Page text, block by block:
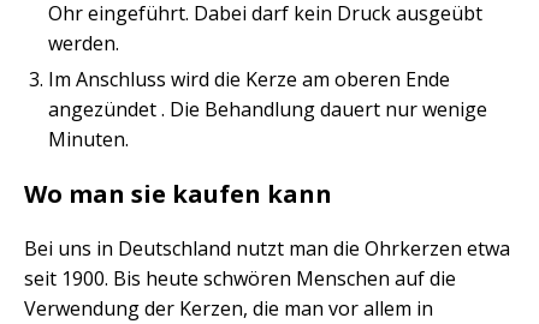
Ohr eingeführt. Dabei darf kein Druck ausgeübt
werden.
Im Anschluss wird die Kerze am oberen Ende
angezündet . Die Behandlung dauert nur wenige
Minuten.
Wo man sie kaufen kann
Bei uns in Deutschland nutzt man die Ohrkerzen etwa
seit 1900. Bis heute schwören Menschen auf die
Verwendung der Kerzen, die man vor allem in